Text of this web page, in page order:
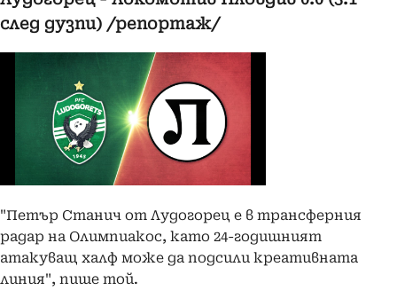
след дузпи) /репортаж/
"Петър Станич от Лудогорец е в трансферния
радар на Олимпиакос, като 24-годишният
атакуващ халф може да подсили креативната
линия", пише той.